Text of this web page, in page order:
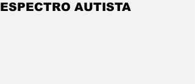
ESPECTRO AUTISTA